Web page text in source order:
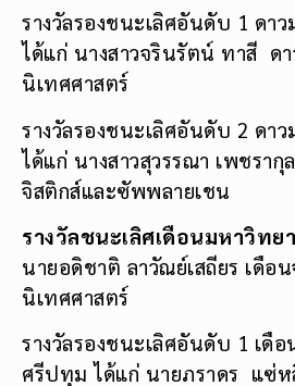
รางวัลรองชนะเลิศอันดับ 1 ดา
ได้แก่ นางสาวจรินรัตน์ ทาสี ด
นิเทศศาสตร์
รางวัลรองชนะเลิศอันดับ 2 ดา
ได้แก่ นางสาวสุวรรณา เพชรากุ
จิสติกส์และซัพพลายเชน
รางวัลชนะเลิศเดือนมหาวิท
นายอดิชาติ ลาวัณย์เสถียร เดือ
นิเทศศาสตร์
รางวัลรองชนะเลิศอันดับ 1 เดื
ศรีปทุม ได้แก่ นายภราดร แซ่